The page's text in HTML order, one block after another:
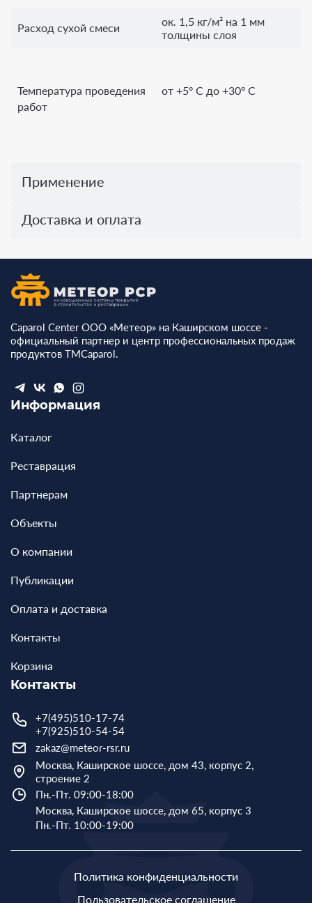
Расход сухой смеси
ок. 1,5 кг/м² на 1 мм
толщины слоя
Температура проведения
работ
от +5º С до +30º С
Применение
Доставка и оплата
Caparol Center ООО «Метеор» на Каширском шоссе -
официальный партнер и центр профессиональных продаж
продуктов ТМCaparol.
Информация
Каталог
Реставрация
Партнерам
Объекты
О компании
Публикации
Оплата и доставка
Контакты
Корзина
Контакты
+7(495)510-17-74
+7(925)510-54-54
zakaz@meteor-rsr.ru
Москва, Каширское шоссе, дом 43, корпус 2,
строение 2
Пн.-Пт. 09:00-18:00
Москва, Каширское шоссе, дом 65, корпус 3
Пн.-Пт. 10:00-19:00
Политика конфиденциальности
Пользовательское соглашение